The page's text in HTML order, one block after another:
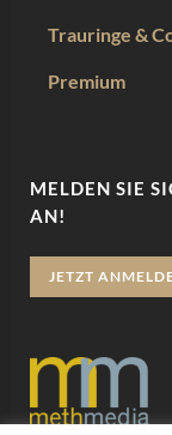
Trauringe &
Premium
MELDEN SIE
AN!
JETZT